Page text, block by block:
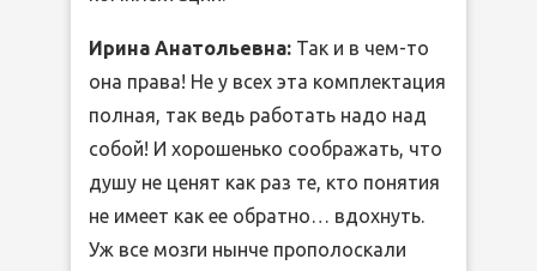
Ирина Анатольевна: Так и в чем-то
она права! Не у всех эта комплектация
полная, так ведь работать надо над
собой! И хорошенько соображать, что
душу не ценят как раз те, кто понятия
не имеет как ее обратно… вдохнуть.
Уж все мозги нынче прополоскали